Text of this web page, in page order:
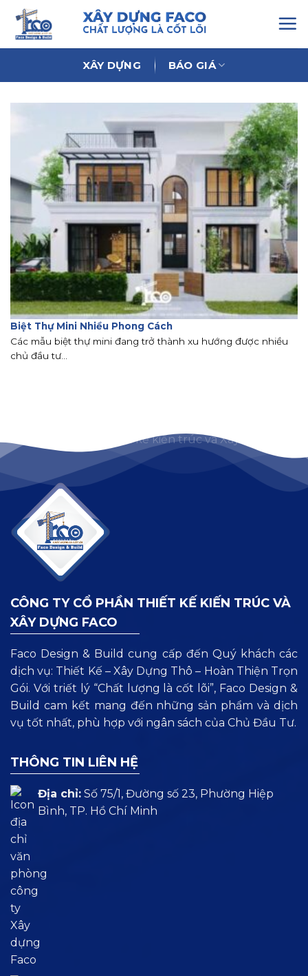
Chuyển
đến
nội
XÂY DỰNG BÁO GIÁ
Biệt Thự Mini Nhiều Phong Cách
Các mẫu biệt thự mini đang trở thành xu hướng được nhiều
chủ đầu tư...
CÔNG TY CỔ PHẦN THIẾT KẾ KIẾN TRÚC VÀ
XÂY DỰNG FACO
Faco Design & Build cung cấp đến Quý khách các
dịch vụ: Thiết Kế – Xây Dựng Thô – Hoàn Thiện Trọn
Gói. Với triết lý “Chất lượng là cốt lõi”, Faco Design &
Build cam kết mang đến những sản phẩm và dịch
vụ tốt nhất, phù hợp với ngân sách của Chủ Đầu Tư.
THÔNG TIN LIÊN HỆ
Địa chỉ: Số 75/1, Đường số 23, Phường Hiệp
Bình, TP. Hồ Chí Minh